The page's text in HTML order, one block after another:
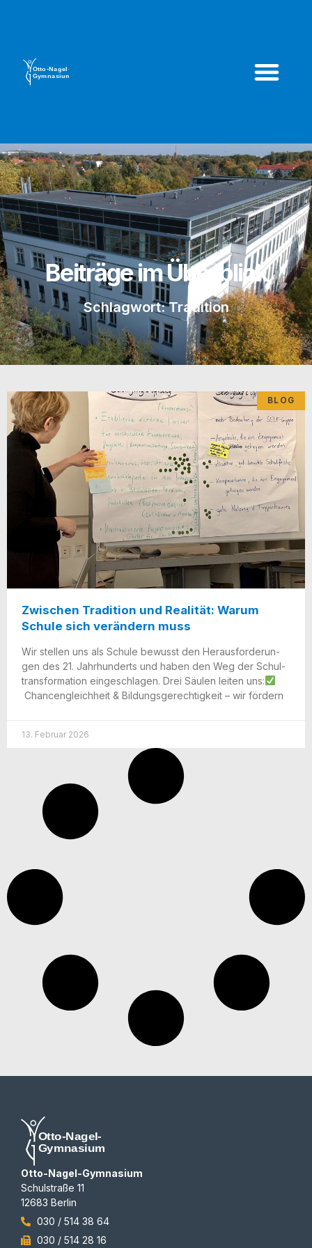
Beiträge im Überblick
Schlagwort: Tradition
BLOG
Zwischen Tradition und Realität: Warum
Schule sich verändern muss
Wir stel­len uns als Schu­le bewusst den Her­aus­for­de­run­
gen des 21. Jahr­hun­derts und haben den Weg der Schul­
trans­for­ma­ti­on ein­ge­schla­gen. Drei Säu­len lei­ten uns:
Chan­cen­gleich­heit & Bil­dungs­ge­rech­tig­keit – wir fördern
13. Februar 2026
Otto-Nagel-Gymnasium
Schulstraße 11
12683 Berlin
030 / 514 38 64
030 / 514 28 16